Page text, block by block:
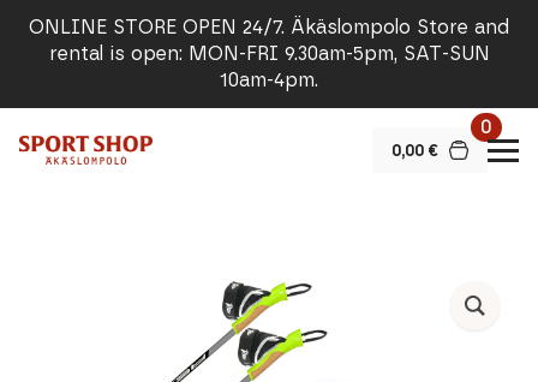
ONLINE STORE OPEN 24/7. Äkäslompolo Store and
rental is open: MON-FRI 9.30am-5pm, SAT-SUN
10am-4pm.
0,00 €
0